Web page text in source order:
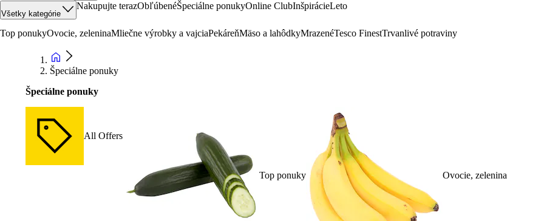
Všetky kategórie
Nakupujte terazObľúbenéŠpeciálne ponukyOnline ClubInšpirácieLeto
Top ponukyOvocie, zeleninaMliečne výrobky a vajciaPekáreňMäso a lahôdkyMrazenéTesco FinestTrvanlivé potraviny
Špeciálne ponuky
Špeciálne ponuky
All Offers
Top ponuky Ovocie, zelenina